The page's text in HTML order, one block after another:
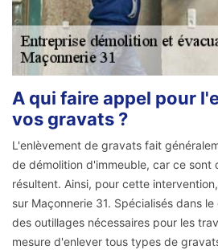
A qui faire appel pour
vos gravats ?
L'enlèvement de gravats fait
de démolition d'immeuble, car ce sont
résultent. Ainsi, pour cette
sur Maçonnerie 31. Spécialisés dans
des outillages nécessaires pour les
mesure d'enlever tous types de